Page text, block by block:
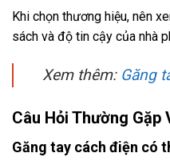
Khi chọn thương hiệu, nên
sách và độ tin cậy của nhà
Xem thêm: Găng
Câu Hỏi Thường Gặp
Găng tay cách điện có